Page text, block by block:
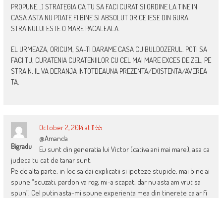
PROPUNE…) STRATEGIA CA TU SA FACI CURAT SI ORDINE LA TINE IN
CASA ASTA NU POATE FI BINE SI ABSOLUT ORICE IESE DIN GURA
STRAINULUI ESTE O MARE PACALEALA.
EL URMEAZA, ORICUM, SA-TI DARAME CASA CU BULDOZERUL. POTI SA
FACI TU, CURATENIA CURATENIILOR CU CEL MAI MARE EXCES DE ZEL, PE
STRAIN, IL VA DERANJA INTOTDEAUNA PREZENTA/EXISTENTA/AVEREA
TA.
Bigradu
October 2, 2014 at 11:55
@Amanda
Eu sunt din generatia lui Victor (cativa ani mai mare), asa ca
judeca tu cat de tanar sunt.
Pe de alta parte, in loc sa dai explicatii si ipoteze stupide, mai bine ai
spune “scuzati, pardon va rog; mi-a scapat, dar nu asta am vrut sa
spun”. Cel putin asta-mi spune experienta mea din tinerete ca ar fi